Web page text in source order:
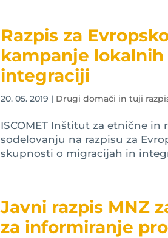
Razpis za
kampanje
integraciji
20. 05. 2019 | Drugi domači in tuji
ISCOMET Inštitut za etnične
sodelovanju na razpisu za
skupnosti o migracijah in
Javni razpis MNZ
za informiranje